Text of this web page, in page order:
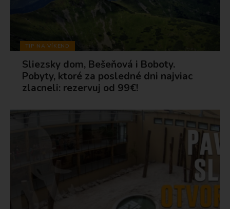
TIP NA VÍKEND
Sliezsky dom, Bešeňová i Boboty.
Pobyty, ktoré za posledné dni najviac
zlacneli: rezervuj od 99€!